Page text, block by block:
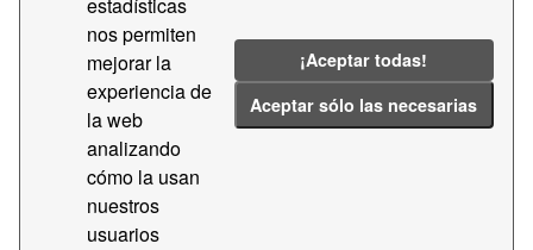
nos permiten
mejorar la
experiencia de
la web
analizando
cómo la usan
nuestros
usuarios
¡Aceptar todas!
Aceptar sólo las necesarias
Etiquetas: Dirección Sala
Dirección
Filtrar Resultados
Oficinas del Puerto de Barcelona 'World Trade
Center'
Oficinas del Puerto de Barcelona 'World Trade Center'